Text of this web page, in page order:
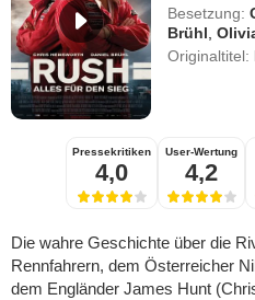
Besetzung:
Brühl ,
Originaltitel:
Pressekritiken
4,0
User-Wertung
4,2
Die wahre Geschichte über die
Rennfahrern, dem Österreicher
dem Engländer James Hunt